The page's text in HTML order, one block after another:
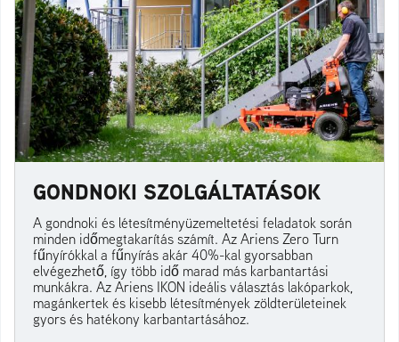
GONDNOKI SZOLGÁLTATÁSOK
A gondnoki és létesítményüzemeltetési feladatok során
minden időmegtakarítás számít. Az Ariens Zero Turn
fűnyírókkal a fűnyírás akár 40%-kal gyorsabban
elvégezhető, így több idő marad más karbantartási
munkákra. Az Ariens IKON ideális választás lakóparkok,
magánkertek és kisebb létesítmények zöldterületeinek
gyors és hatékony karbantartásához.